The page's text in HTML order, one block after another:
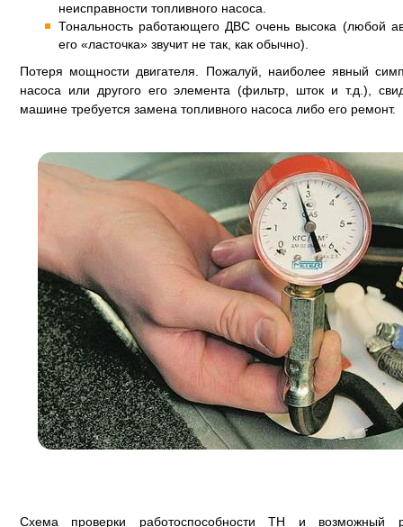
неисправности топливного насоса.
Тональность работающего ДВС очень высока (любой
его «ласточка» звучит не так, как обычно).
Потеря мощности двигателя. Пожалуй, наиболее явный
насоса или другого его элемента (фильтр, шток и т.д.),
машине требуется замена топливного насоса либо его ремонт.
Схема проверки работоспособности ТН и возможный